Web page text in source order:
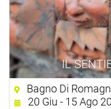
IL
Bagno Di
20 Giu - 15 Ago